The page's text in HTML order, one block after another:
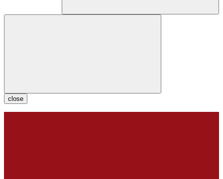
close